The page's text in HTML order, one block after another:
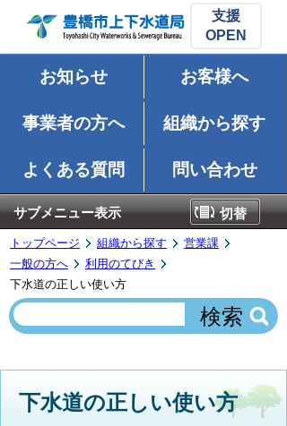
支援
お知らせ お客様へ
事業者の方へ 組織から探す
よくある質問 問い合わせ
サブメニュー表示 切替
トップページ 組織から探す
営業課
一般の方へ
利用のてびき
下水道の正しい使い方
下水道の正しい使い方